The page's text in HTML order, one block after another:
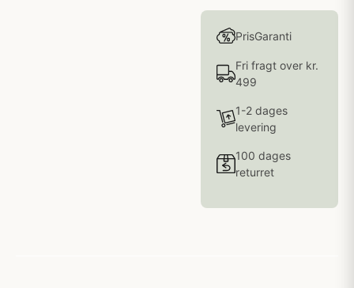
PrisGaranti
Fri fragt over kr.
499
1-2 dages
levering
100 dages
returret